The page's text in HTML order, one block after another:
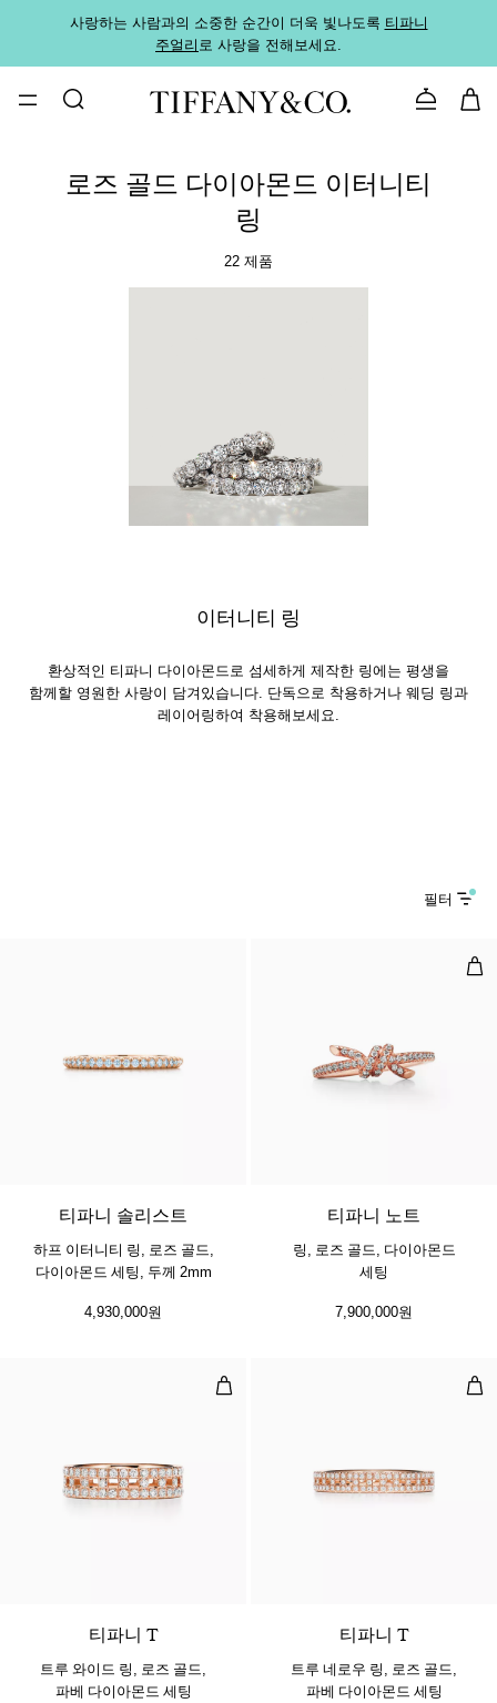
사랑하는 사람과의 소중한 순간이 더욱 빛나도록 티파니
주얼리로 사랑을 전해보세요.
문의하기
로즈 골드 다이아몬드 이터니티
링
22 제품
이터니티 링
환상적인 티파니 다이아몬드로 섬세하게 제작한 링에는 평생을
함께할 영원한 사랑이 담겨있습니다. 단독으로 착용하거나 웨딩 링과
레이어링하여 착용해보세요.
필터
티파니 솔리스트
하프 이터니티 링, 로즈 골드,
다이아몬드 세팅, 두께 2mm
4,930,000원
링,
티파니 노트
링, 로즈 골드, 다이아몬드
세팅
7,900,000원
트루 와이드 링, 로즈 골드, 파베 다
티파니 T
트루 와이드 링, 로즈 골드,
파베 다이아몬드 세팅
트
티파니 T
트루 네로우 링, 로즈 골드,
파베 다이아몬드 세팅